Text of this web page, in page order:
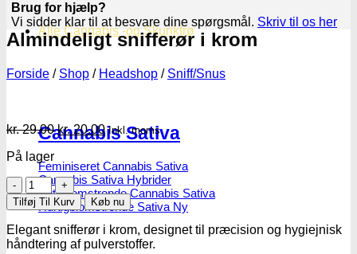
Alle Cannabis -og Skunkfrø
Cannabis Sativa
Feminiseret Cannabis Sativa
Cannabis Sativa Hybrider
Autoblomstrende Cannabis Sativa
Hurtigblomstrende Sativa
Brug for hjælp?
Vi sidder klar til at besvare dine spørgsmål. Skriv til os her
Almindeligt snifferør i krom
Forside / Shop / Headshop / Sniff/Snus
kr.29.00Den
oprindelige
var:
kr. 29.00.
kr.20.00Den
aktuelle
er:
kr. 20.00.
Inkl. moms
På lager
Almindeligt
snifferør
i
krom
antal
Tilføj Til Kurv Køb nu
Elegant snifferør i krom, designet til præcision og hygiejnisk
håndtering af pulverstoffer.